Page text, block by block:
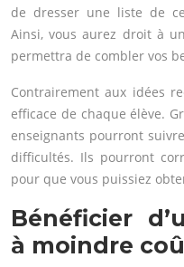
de dresser une liste de
Ainsi, vous aurez droit à
permettra de combler vos
Contrairement aux idées
efficace de chaque élève.
enseignants pourront
difficultés. Ils pourront
pour que vous puissiez
Bénéficier
à moindre